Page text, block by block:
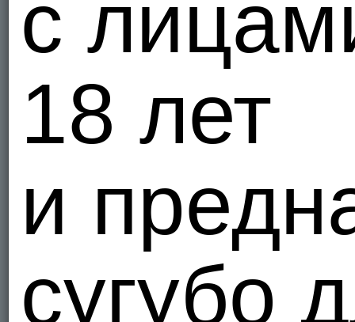
с
18 лет
и
сугубо